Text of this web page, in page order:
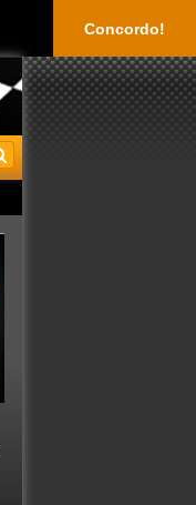
Concordo!